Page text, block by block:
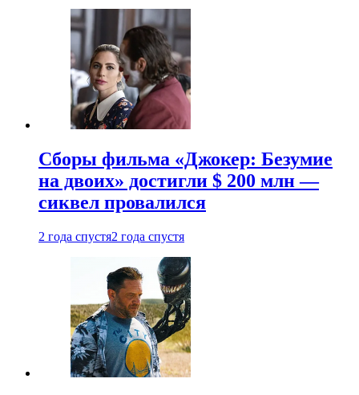
Сборы фильма «Джокер: Безумие
на двоих» достигли $ 200 млн —
сиквел провалился
2 года спустя2 года спустя